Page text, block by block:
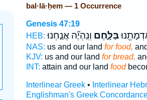
bal·lā·ḥem — 1 Occurrence
Genesis 47:19
HEB:
בַּלָּ֑חֶם וְנִֽהְיֶ֞ה אֲנַ֤חְנוּ
NAS: us and our land for food,
KJV: us and our land for bread,
INT: attain and our land food
Interlinear Greek• Interlinear
Englishman's Greek